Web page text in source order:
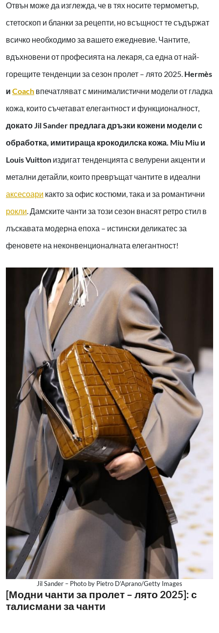
Отвън може да изглежда, че в тях носите термометър,
стетоскоп и бланки за рецепти, но всъщност те съдържат
всичко необходимо за вашето ежедневие. Чантите,
вдъхновени от професията на лекаря, са една от най-
горещите тенденции за сезон пролет – лято 2025. Hermès
и Coach впечатляват с минималистични модели от гладка
кожа, които съчетават елегантност и функционалност,
докато Jil Sander предлага дръзки кожени модели с
обработка, имитираща крокодилска кожа. Miu Miu и
Louis Vuitton издигат тенденцията с велурени акценти и
метални детайли, които превръщат чантите в идеални
аксесоари както за офис костюми, така и за романтични
рокли. Дамските чанти за този сезон внасят ретро стил в
лъскавата модерна епоха – истински деликатес за
феновете на неконвенционалната елегантност!
Jil Sander – Photo by Pietro D’Aprano/Getty Images
[Модни чанти за пролет – лято 2025]: с
талисмани за чанти